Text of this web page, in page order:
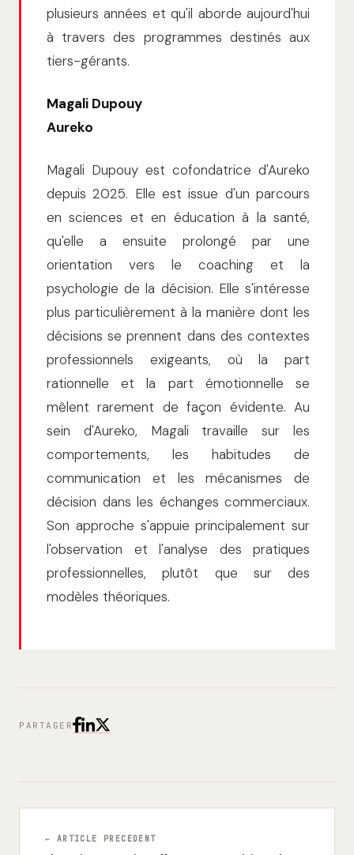
plusieurs années et qu'il aborde aujourd'hui
à travers des programmes destinés aux
tiers-gérants.
Magali Dupouy
Aureko
Magali Dupouy est cofondatrice d'Aureko
depuis 2025. Elle est issue d'un parcours
en sciences et en éducation à la santé,
qu'elle a ensuite prolongé par une
orientation vers le coaching et la
psychologie de la décision. Elle s'intéresse
plus particulièrement à la manière dont les
décisions se prennent dans des contextes
professionnels exigeants, où la part
rationnelle et la part émotionnelle se
mêlent rarement de façon évidente. Au
sein d'Aureko, Magali travaille sur les
comportements, les habitudes de
communication et les mécanismes de
décision dans les échanges commerciaux.
Son approche s'appuie principalement sur
l'observation et l'analyse des pratiques
professionnelles, plutôt que sur des
modèles théoriques.
PARTAGER
← ARTICLE PRECEDENT